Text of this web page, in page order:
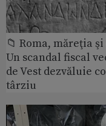
📁 Roma, măreţia
Un scandal fiscal
de Vest dezvăluie
târziu